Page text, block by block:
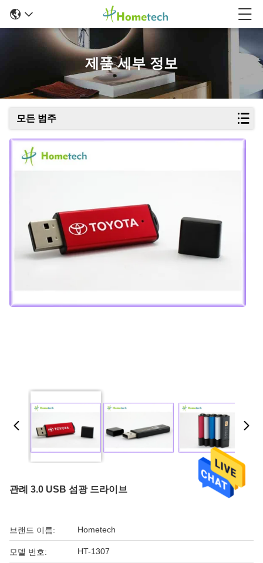
제품 세부 정보
모든 범주
관례 3.0 USB 섬광 드라이브
브랜드 이름: Hometech
모델 번호: HT-1307